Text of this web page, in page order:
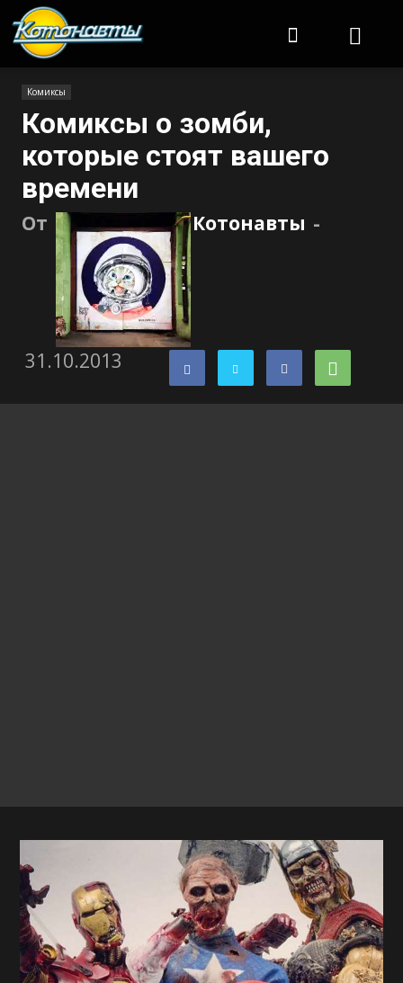
Комиксы
Комиксы о зомби,
которые стоят вашего
времени
От Котонавты -
31.10.2013